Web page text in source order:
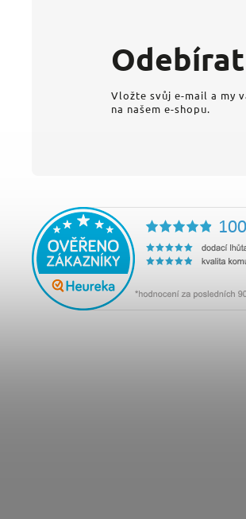
Vložte svůj e-mail a my
na našem e-shopu.